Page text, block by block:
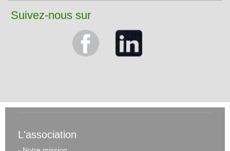
Suivez-nous sur
L'association